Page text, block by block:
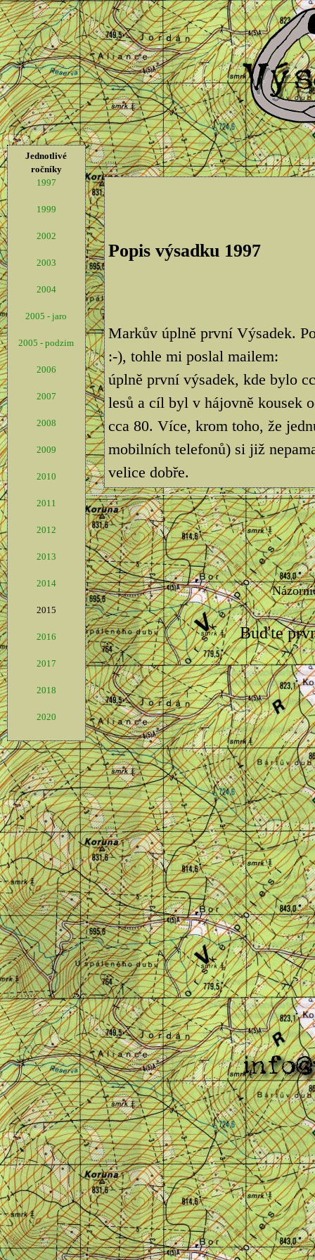
Jednotlivé
ročníky
1997
1999
2002
2003
2004
2005 - jaro
2005 - podzim
2006
2007
2008
2009
2010
2011
2012
2013
2014
2015
2016
2017
2018
2020
Popis výsadku 1997
Markův úplně první Výsadek.
:-), tohle mi poslal mailem:
úplně první výsadek, kde bylo
lesů a cíl byl v hájovně kousek
cca 80. Více, krom toho, že
mobilních telefonů) si již
velice dobře.